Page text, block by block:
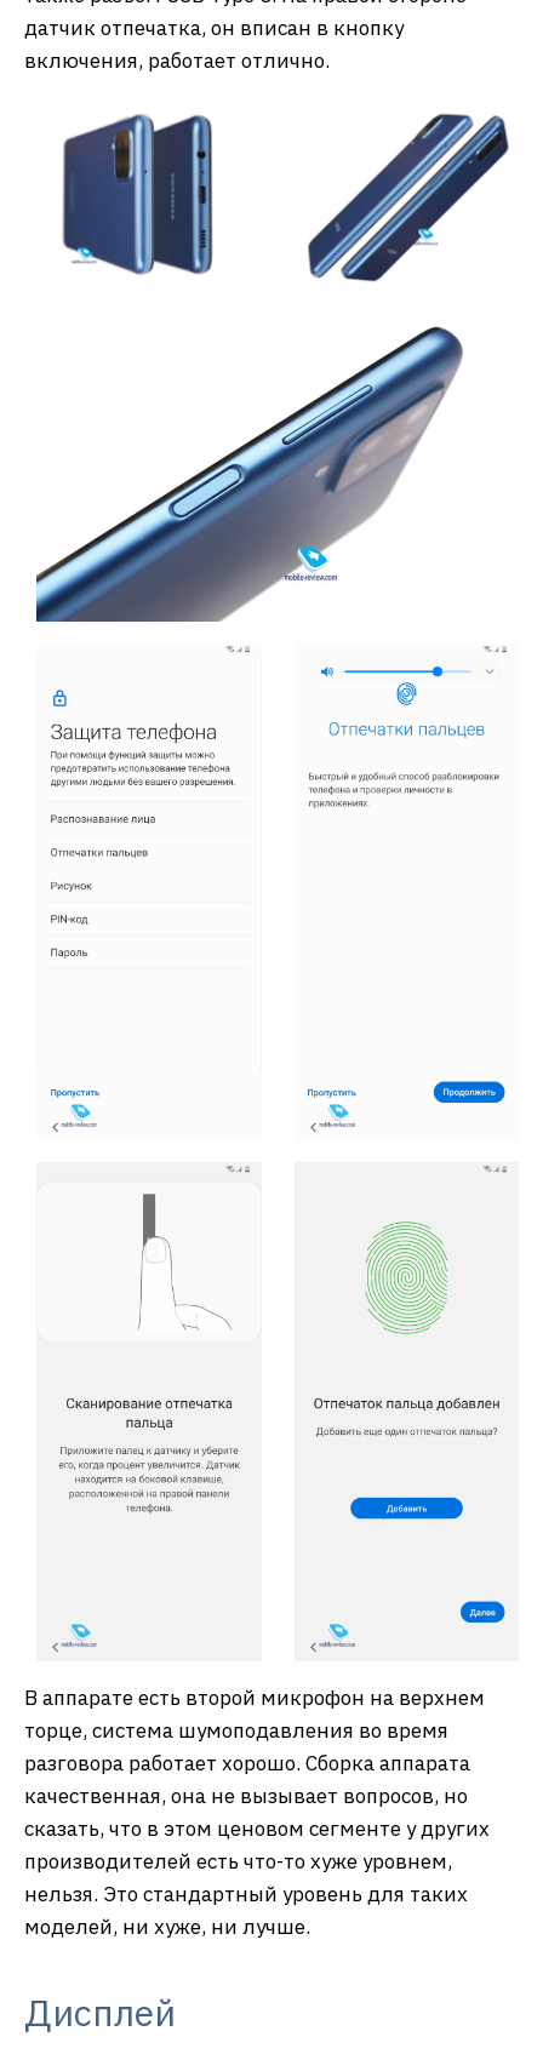
датчик отпечатка, он вписан в кнопку
включения, работает отлично.
В аппарате есть второй микрофон на верхнем
торце, система шумоподавления во время
разговора работает хорошо. Сборка аппарата
качественная, она не вызывает вопросов, но
сказать, что в этом ценовом сегменте у других
производителей есть что-то хуже уровнем,
нельзя. Это стандартный уровень для таких
моделей, ни хуже, ни лучше.
Дисплей